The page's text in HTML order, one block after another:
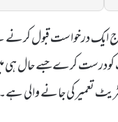
درخواست قبول کرنے سے
کرے جسے حال ہی
تعمیرکی جانے والی ہے۔